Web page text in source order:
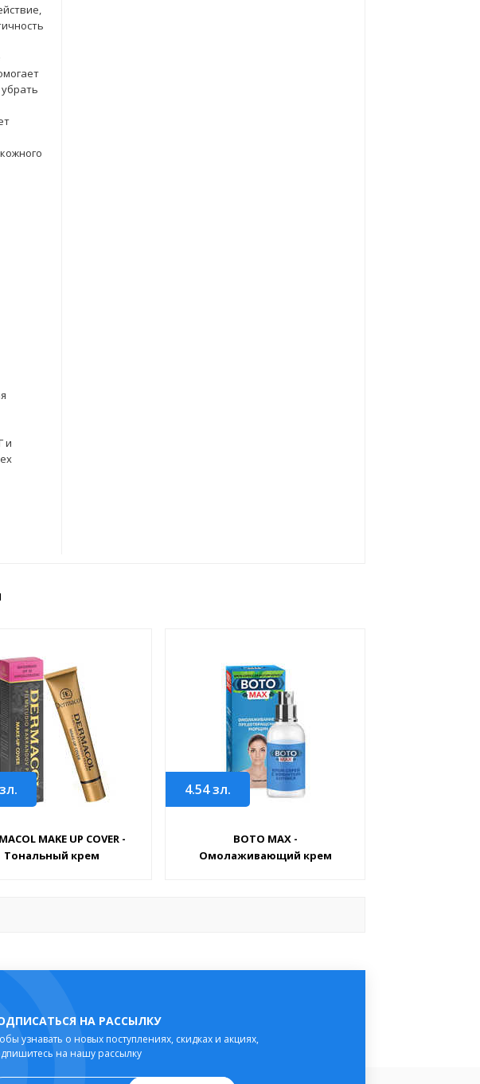
и
зл.
MAKE UP COVER -
Тональный крем
4.54зл.
BOTO MAX -
Омолаживающий крем
НА РАССЫЛКУ
узнавать о новых поступлениях, скидках и акциях,
на нашу рассылку